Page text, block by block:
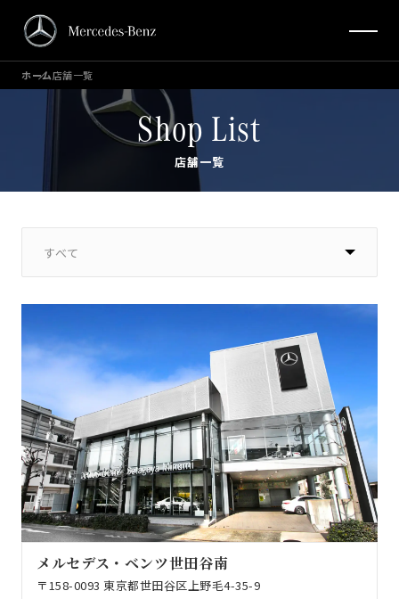
ホーム店舗一覧
Shop List
店舗一覧
メルセデス・ベンツ世田谷南
〒158-0093 東京都世田谷区上野毛4-35-9